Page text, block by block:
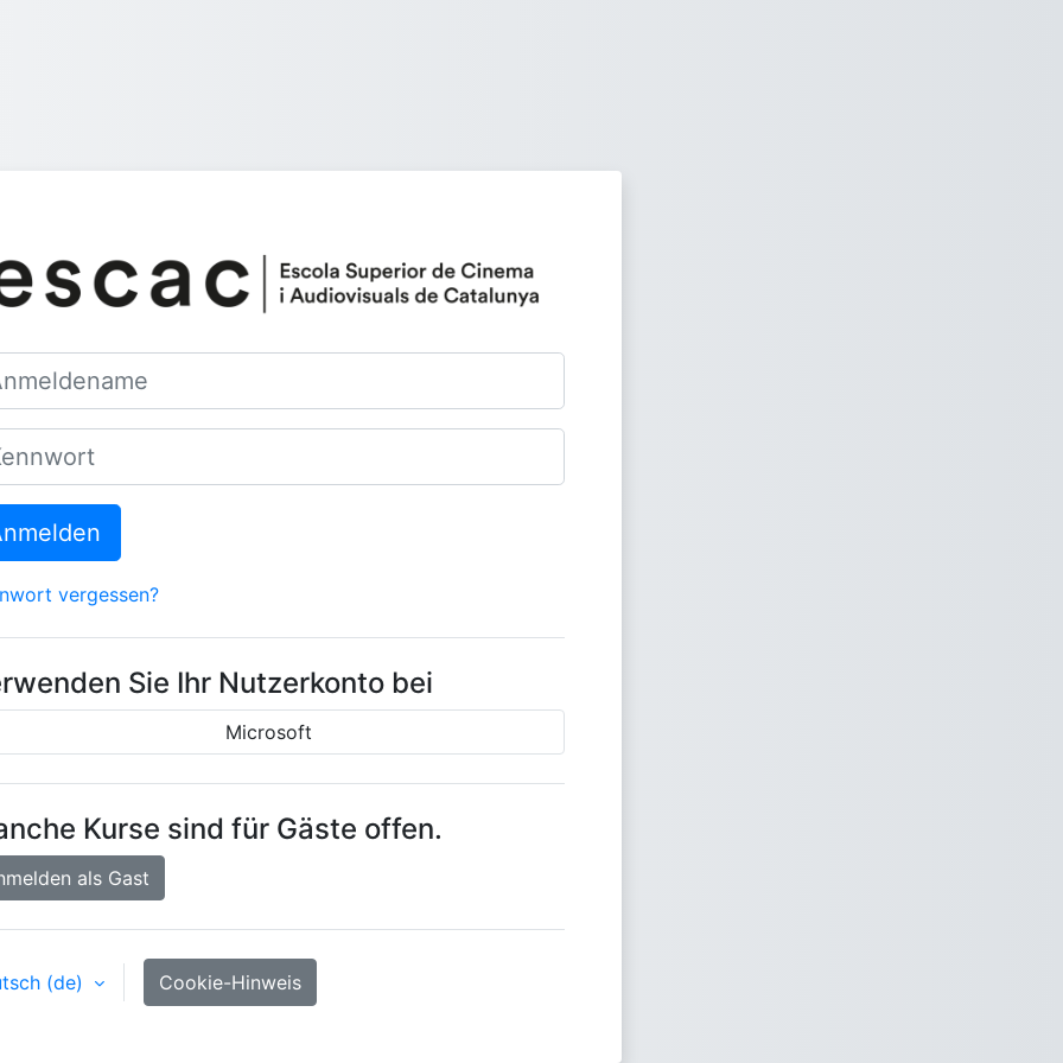
Anmelden bei 'Campus Virtual'
vergessen?
Sie Ihr Nutzerkonto bei
Microsoft
Kurse sind für Gäste offen.
als Gast
‎(de)‎ Cookie-Hinweis